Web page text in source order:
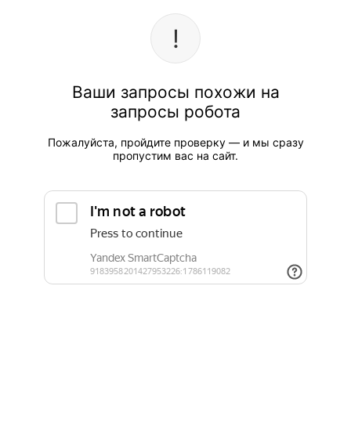
Ваши запросы похожи на
запросы робота
Пожалуйста, пройдите проверку — и мы сразу
пропустим вас на сайт.